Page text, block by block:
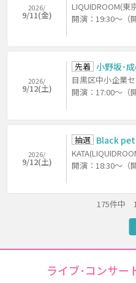
2026/
9/11(金)
LIQUIDROOM(東
開演：19:30～（
2026/
9/12(土)
先着 小野坂･
目黒区中小企業
開演：17:00～（
2026/
9/12(土)
抽選 Black
開演：18:30～（
175件中
ライブ･コンサー